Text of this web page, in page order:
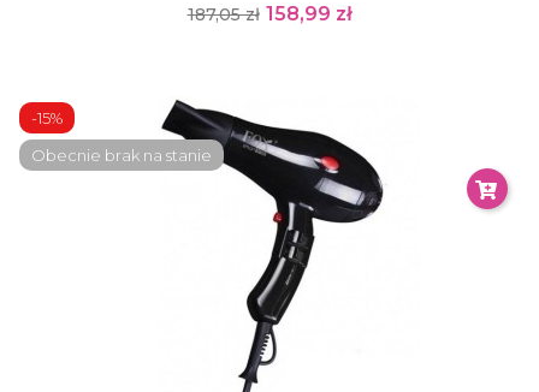
187,05 zł 158,99 zł
-15%
Obecnie brak na stanie